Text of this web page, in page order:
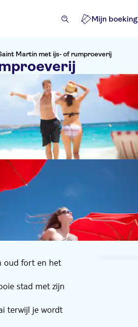
Mijn boeking
Martin met ijs- of rumproeverij
oud fort en het
stad met zijn
terwijl je wordt
musea, winkelen